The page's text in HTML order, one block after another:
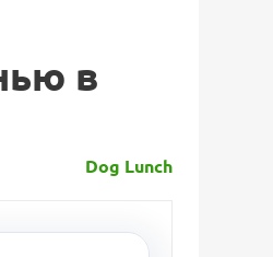
в
Dog Lunch